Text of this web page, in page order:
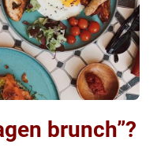
brunch”?